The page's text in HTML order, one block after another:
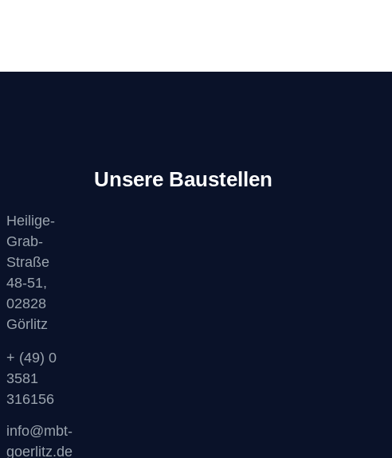
Heilige-
Grab-
Straße
48-51,
02828
Görlitz
+ (49) 0
3581
316156
info@mbt-
goerlitz.de
Unsere Baustellen